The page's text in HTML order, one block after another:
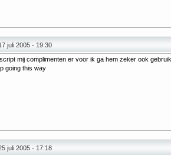
juli 2005 - 19:30
mij complimenten er voor ik ga hem zeker ook
going this way
juli 2005 - 17:18